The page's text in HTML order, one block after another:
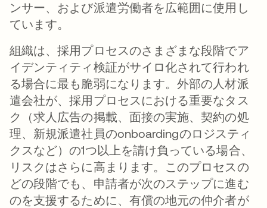
ンサー、および派遣労働者を広範囲に使用し
ています。
組織は、採用プロセスのさまざまな段階でア
イデンティティ検証がサイロ化されて行われ
る場合に最も脆弱になります。外部の人材派
遣会社が、採用プロセスにおける重要なタス
ク（求人広告の掲載、面接の実施、契約の処
理、新規派遣社員のonboardingのロジスティ
クスなど）の1つ以上を請け負っている場合、
リスクはさらに高まります。このプロセスの
どの段階でも、申請者が次のステップに進む
のを支援するために、有償の地元の仲介者が